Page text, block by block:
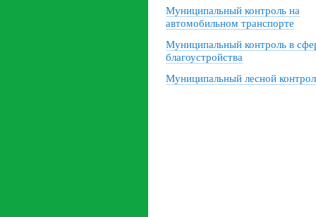
Муниципальный контроль на
автомобильном транспорте
Муниципальный контроль в
благоустройства
Муниципальный лесной